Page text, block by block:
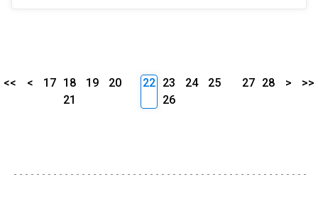
<< < 17 18 19
20
21
22 23 24
25
26
27 28 > >>